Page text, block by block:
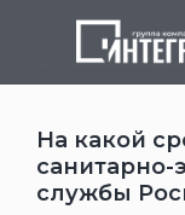
На какой
службы